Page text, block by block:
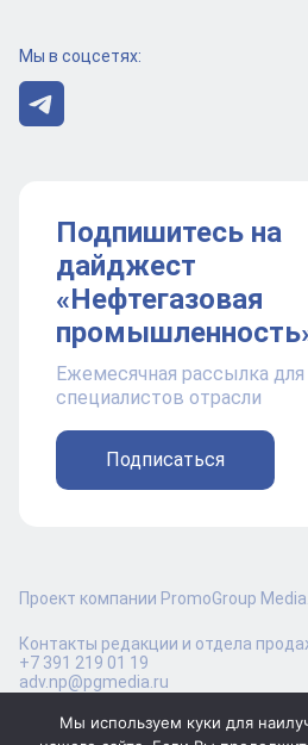
Мы в соцсетях:
Подпишитесь на
дайджест
«Нефтегазовая
Ежемесячная рассылка для
специалистов отрасли
Подписаться
Проект компании PromoGroup Media.
Контакты редакции и отдела
+7 391 219 01 19
adv.np@pgmedia.ru
Мы используем куки для